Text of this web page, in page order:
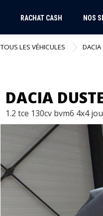
RACHAT CASH NOS
TOUS LES VÉHICULES DACIA
DACIA
1.2 tce 130cv bvm6 4x4